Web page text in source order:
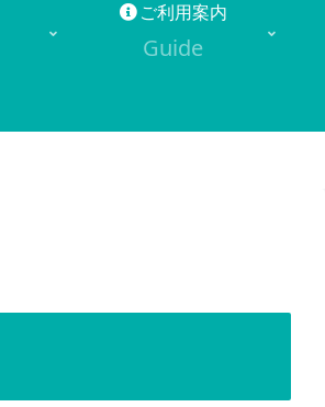
ご利用案内
Guide